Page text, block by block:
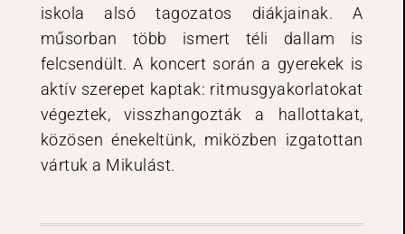
iskola alsó tagozatos diákjainak. A
műsorban több ismert téli dallam is
felcsendült. A koncert során a gyerekek is
aktív szerepet kaptak: ritmusgyakorlatokat
végeztek, visszhangozták a hallottakat,
közösen énekeltünk, miközben izgatottan
vártuk a Mikulást.